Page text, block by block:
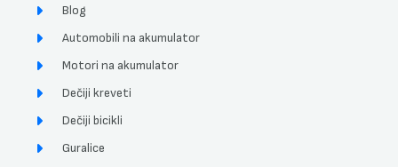
Blog
Automobili na akumulator
Motori na akumulator
Dečiji kreveti
Dečiji bicikli
Guralice